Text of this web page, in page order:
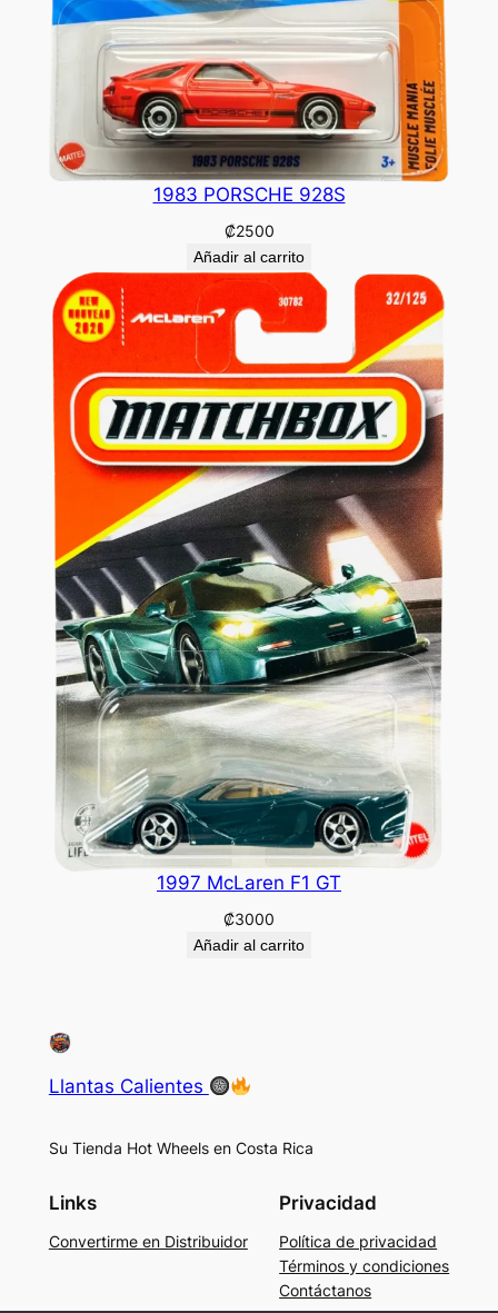
1983 PORSCHE 928S
₡2500
Añadir al carrito
1997 McLaren F1 GT
₡3000
Añadir al carrito
Llantas Calientes
Su Tienda Hot Wheels en Costa Rica
Links
Convertirme en Distribuidor
Privacidad
Política de privacidad
Términos y condiciones
Contáctanos